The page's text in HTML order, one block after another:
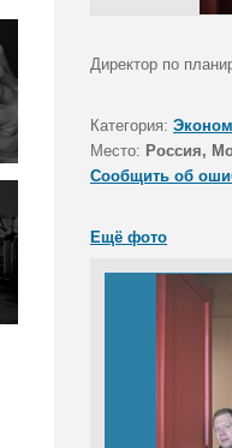
Директор по
Категория:
Место: Россия,
Сообщить об
Ещё фото